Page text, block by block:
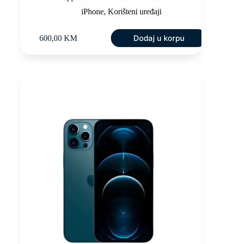
iPhone, Korišteni uređaji
600,00 KM Dodaj u korpu